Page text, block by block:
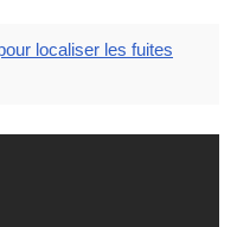
localiser les fuites